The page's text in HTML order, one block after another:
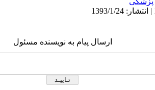
ارسال پیام به نویسنده مسئول